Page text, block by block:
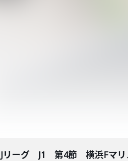
Jリーグ J1 第4節 横浜Fマ